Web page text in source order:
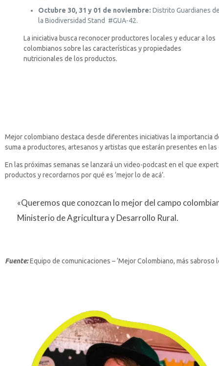
Octubre 30, 31 y 01 de noviembre:Distrito Guardianes
la Biodiversidad Stand #GUA-42.
La iniciativa busca reconocer productores locales y educar a los
colombianos sobre las características y propiedades
nutricionales de los productos.
Mejor colombiano destaca desde diferentes iniciativas la importancia
suma a productores, artesanos y artistas que estarán presentes en
En las próximas semanas se lanzará un video-podcast en el que
productos y recordarnos por qué es ‘mejor lo de acá’.
«Queremos que conozcan lo mejor del campo
Ministerio de Agricultura y Desarrollo Rural.
Fuente:Equipo de comunicaciones – ‘Mejor Colombiano, más sabroso